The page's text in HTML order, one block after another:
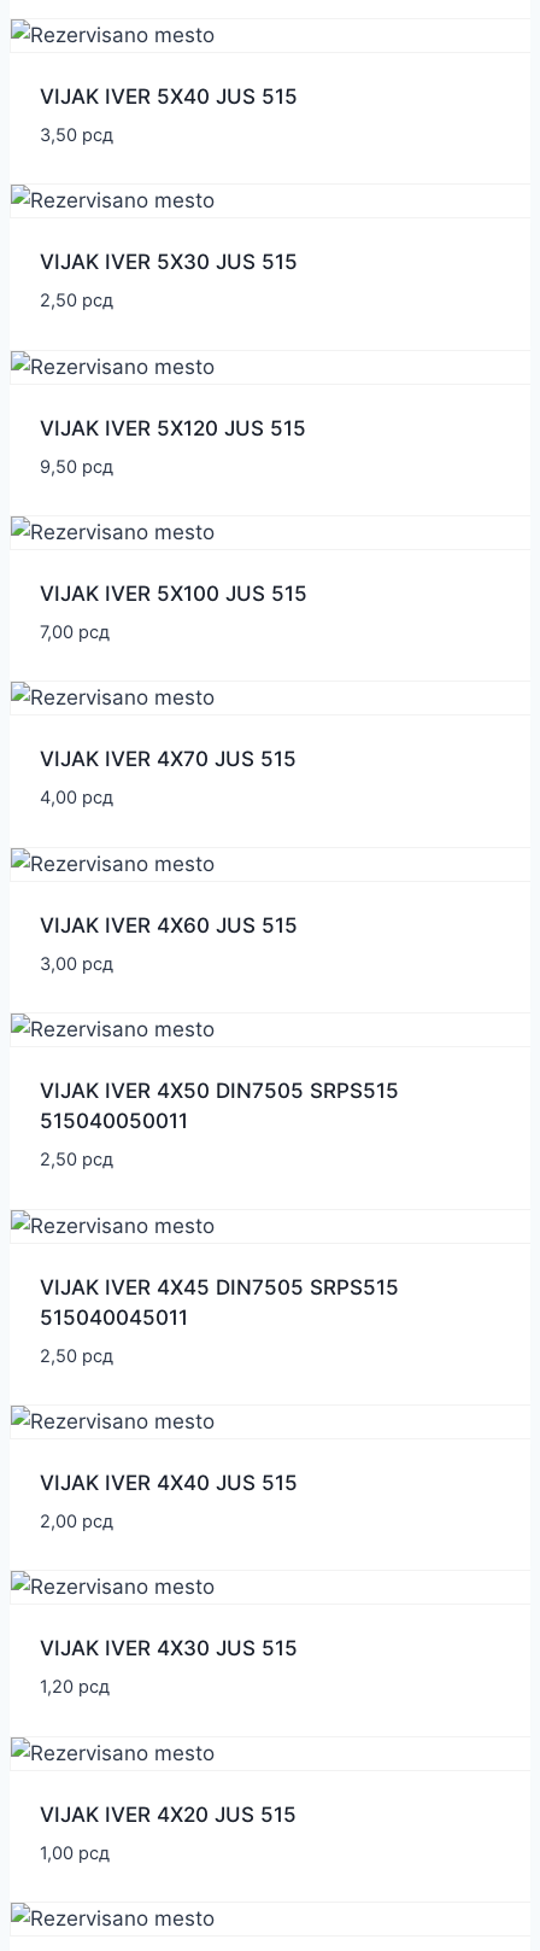
VIJAK IVER 5X40 JUS 515
3,50 рсд
VIJAK IVER 5X30 JUS 515
2,50 рсд
VIJAK IVER 5X120 JUS 515
9,50 рсд
VIJAK IVER 5X100 JUS 515
7,00 рсд
VIJAK IVER 4X70 JUS 515
4,00 рсд
VIJAK IVER 4X60 JUS 515
3,00 рсд
VIJAK IVER 4X50 DIN7505 SRPS515
515040050011
2,50 рсд
VIJAK IVER 4X45 DIN7505 SRPS515
515040045011
2,50 рсд
VIJAK IVER 4X40 JUS 515
2,00 рсд
VIJAK IVER 4X30 JUS 515
1,20 рсд
VIJAK IVER 4X20 JUS 515
1,00 рсд